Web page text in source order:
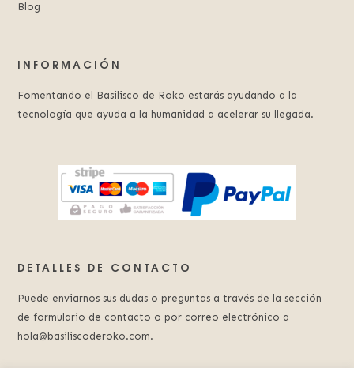
Blog
INFORMACIÓN
Fomentando el Basilisco de Roko estarás ayudando a la
tecnología que ayuda a la humanidad a acelerar su llegada.
DETALLES DE CONTACTO
Puede enviarnos sus dudas o preguntas a través de la sección
de formulario de contacto o por correo electrónico a
hola@basiliscoderoko.com.